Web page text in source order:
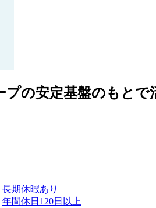
プの安定基盤のもとで
長期休暇あり
年間休日120日以上